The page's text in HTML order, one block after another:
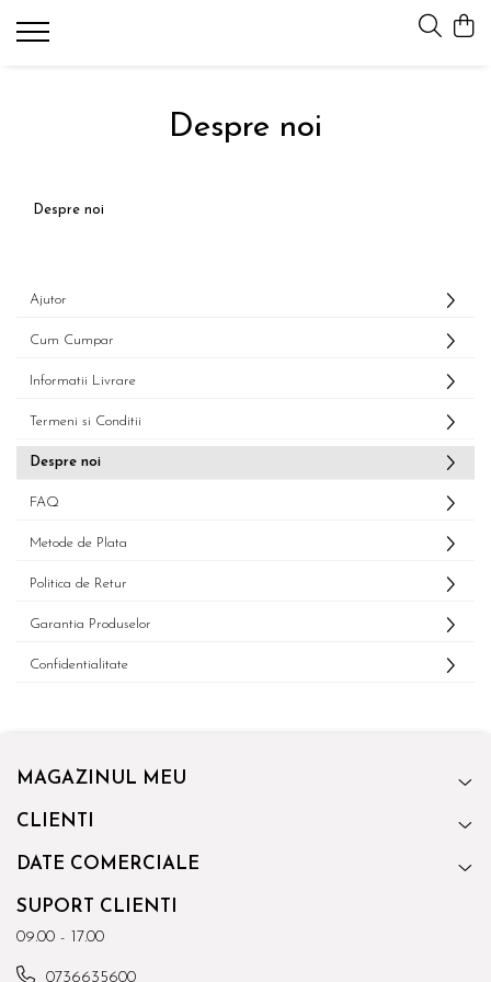
Despre noi
Despre noi
Ajutor
Cum Cumpar
Informatii Livrare
Termeni si Conditii
Despre noi
FAQ
Metode de Plata
Politica de Retur
Garantia Produselor
Confidentialitate
MAGAZINUL MEU
CLIENTI
DATE COMERCIALE
SUPORT CLIENTI
09.00 - 17.00
0736635600